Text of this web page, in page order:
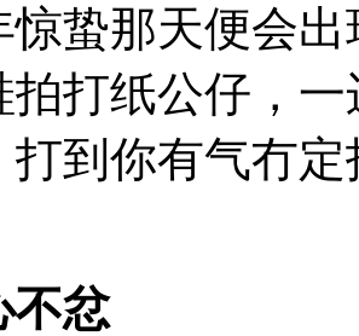
惊蛰那天便会
拍打纸公仔，
打到你有气冇
不忿